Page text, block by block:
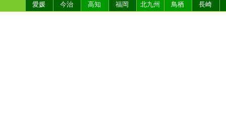
愛媛
今治 高知 福岡 北九州 鳥栖 長崎